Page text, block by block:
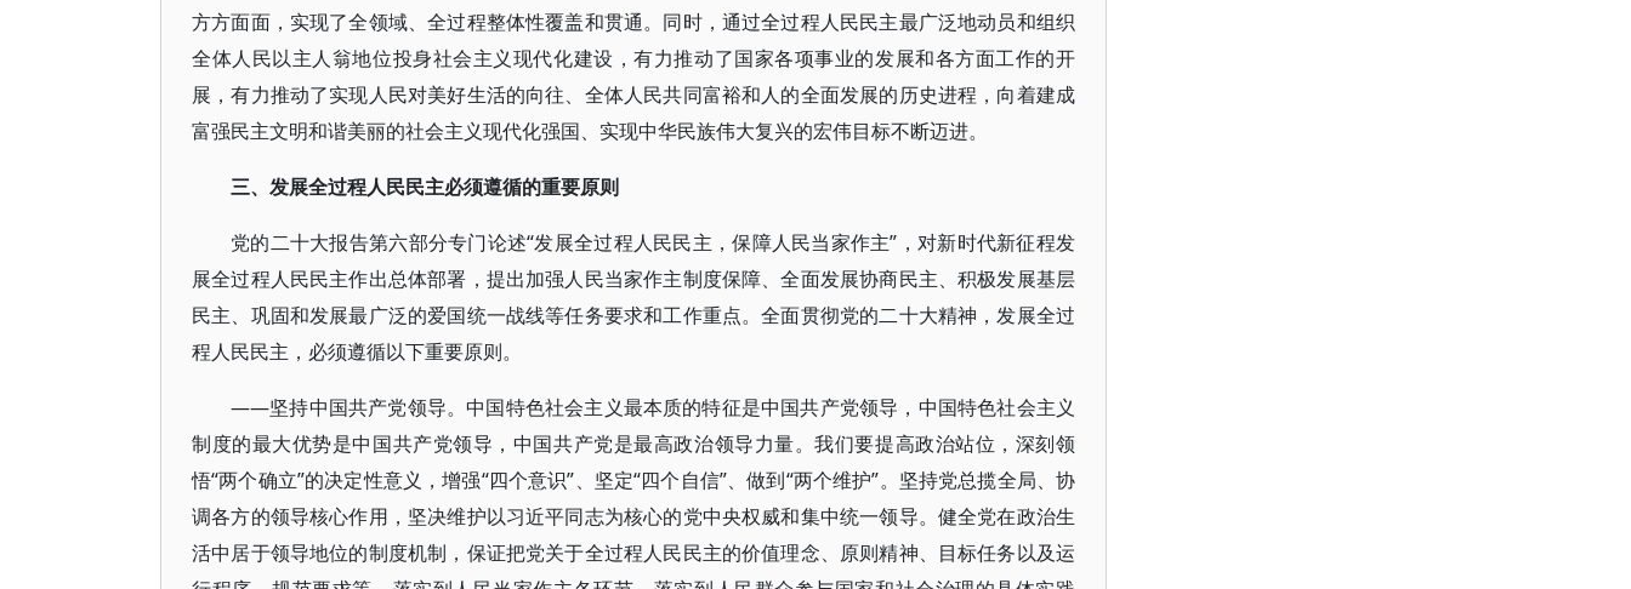
方方面面，实现了全领域、全过程整体性覆盖和贯通。同时，通过全过程人民民主最广泛地动员和组织
全体人民以主人翁地位投身社会主义现代化建设，有力推动了国家各项事业的发展和各方面工作的开
展，有力推动了实现人民对美好生活的向往、全体人民共同富裕和人的全面发展的历史进程，向着建成
富强民主文明和谐美丽的社会主义现代化强国、实现中华民族伟大复兴的宏伟目标不断迈进。
三、发展全过程人民民主必须遵循的重要原则
党的二十大报告第六部分专门论述“发展全过程人民民主，保障人民当家作主”，对新时代新征程发
展全过程人民民主作出总体部署，提出加强人民当家作主制度保障、全面发展协商民主、积极发展基层
民主、巩固和发展最广泛的爱国统一战线等任务要求和工作重点。全面贯彻党的二十大精神，发展全过
程人民民主，必须遵循以下重要原则。
——坚持中国共产党领导。中国特色社会主义最本质的特征是中国共产党领导，中国特色社会主义
制度的最大优势是中国共产党领导，中国共产党是最高政治领导力量。我们要提高政治站位，深刻领
悟“两个确立”的决定性意义，增强“四个意识”、坚定“四个自信”、做到“两个维护”。坚持党总揽全局、协
调各方的领导核心作用，坚决维护以习近平同志为核心的党中央权威和集中统一领导。健全党在政治生
活中居于领导地位的制度机制，保证把党关于全过程人民民主的价值理念、原则精神、目标任务以及运